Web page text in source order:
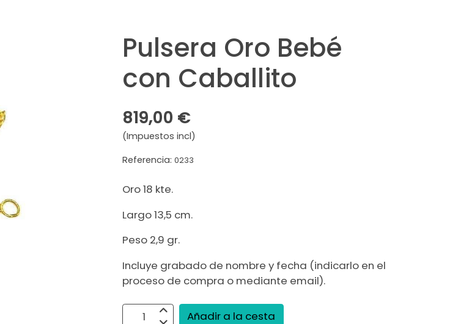
Pulsera Oro Bebé
con Caballito
819,00 €
(Impuestos incl)
Referencia:0233
Oro 18 kte.
Largo 13,5 cm.
Peso 2,9 gr.
Incluye grabado de nombre y fecha (indicarlo en el
proceso de compra o mediante email).
Añadir a la cesta